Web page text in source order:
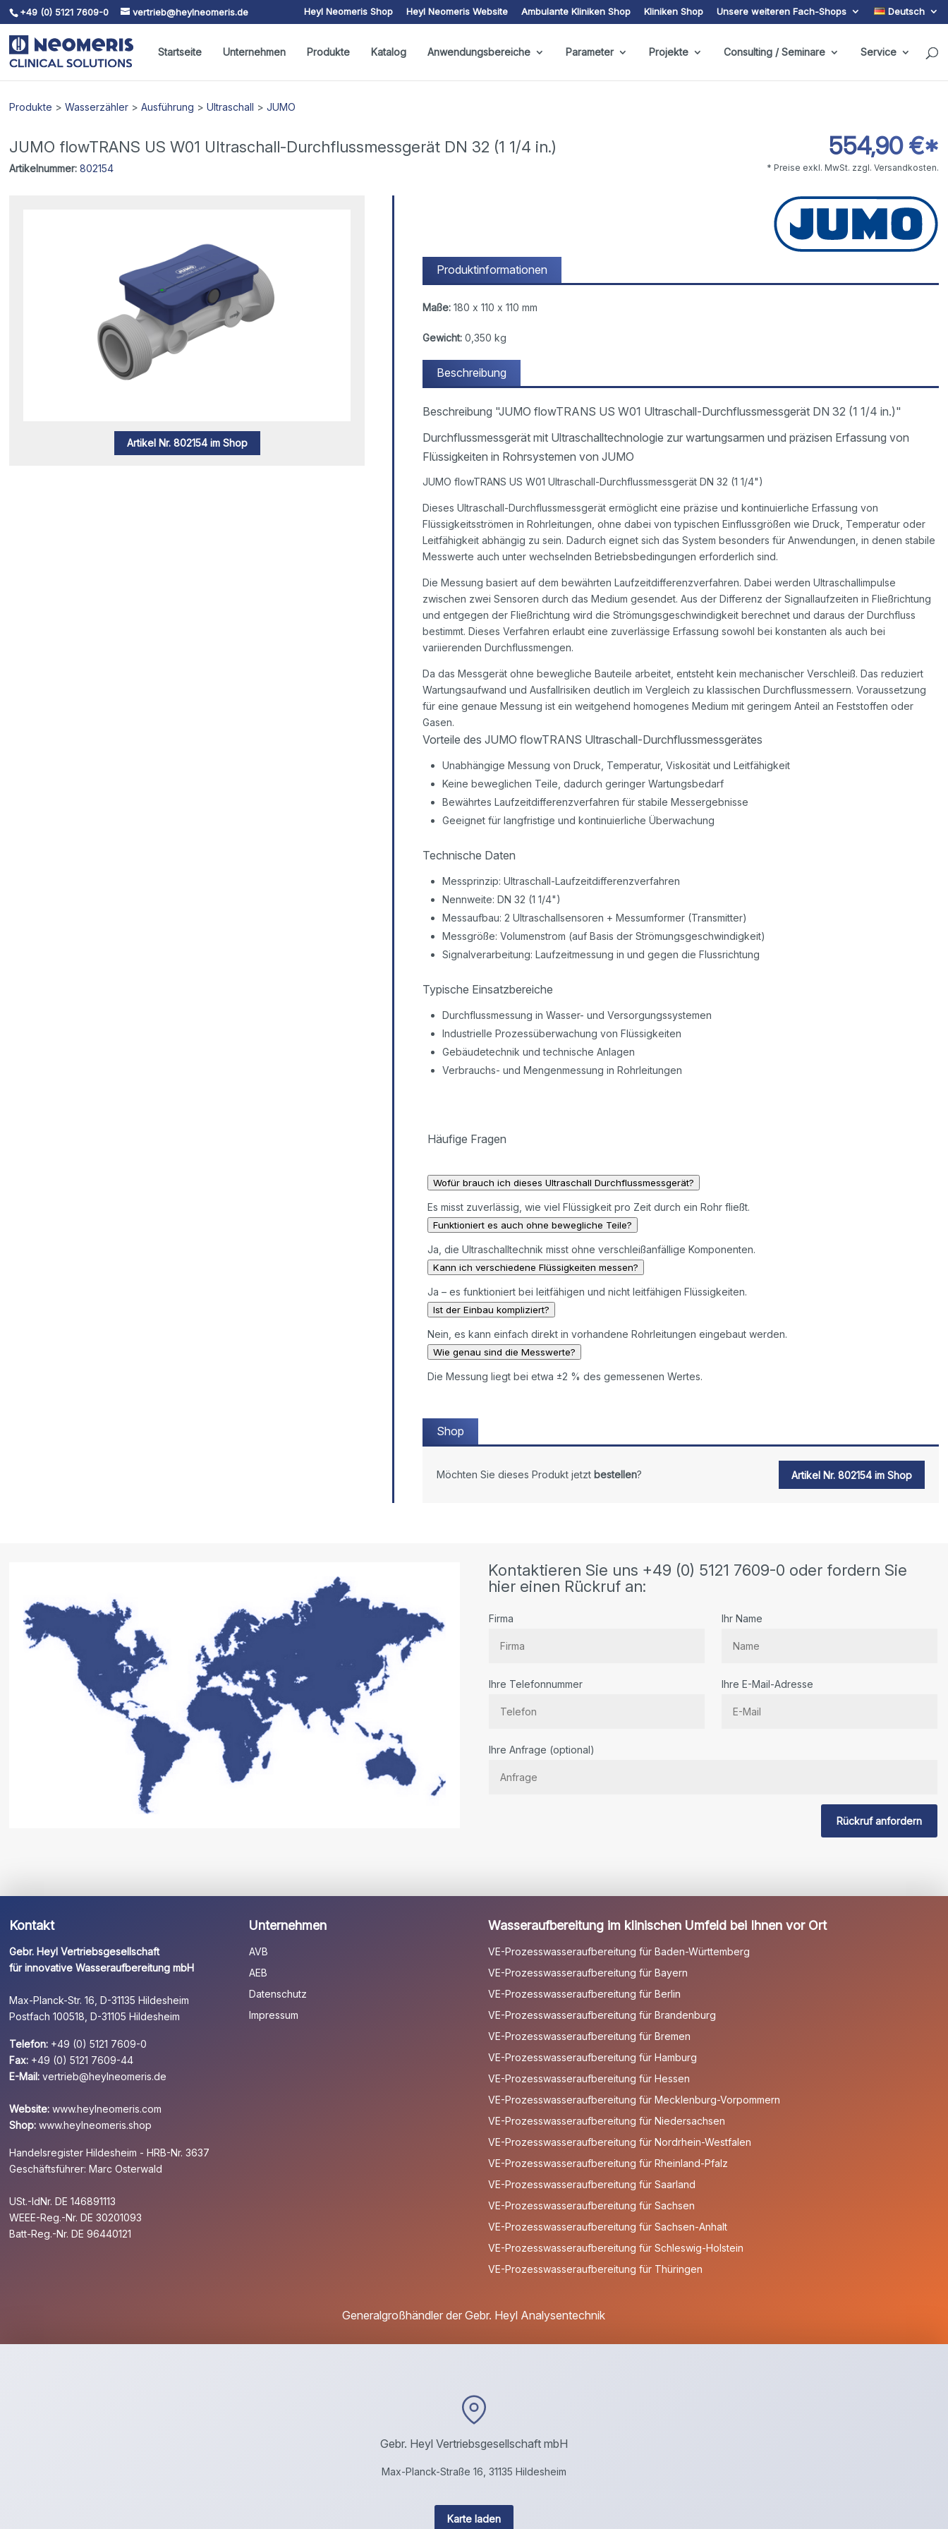
Skip To Content
+49 (0) 5121 7609-0 vertrieb@heylneomeris.de Heyl Neomeris Shop Heyl Neomeris Website Ambulante Kliniken Shop Kliniken Shop Unsere weiteren Fach-Shops Deutsch
Startseite Unternehmen Produkte Katalog Anwendungsbereiche Parameter Projekte Consulting / Seminare Service
Produkte >Wasserzähler >Ausführung >Ultraschall >JUMO
JUMO flowTRANS US W01 Ultraschall-Durchflussmessgerät DN 32 (1 1/4 in.)
Artikelnummer: 802154
554,90 €*
* Preise exkl. MwSt. zzgl. Versandkosten.
Artikel Nr. 802154 im Shop
Produktinformationen
Maße:180 x 110 x 110 mm
Gewicht:0,350 kg
Beschreibung
Beschreibung "JUMO flowTRANS US W01 Ultraschall-Durchflussmessgerät DN 32 (1 1/4 in.)"
Durchflussmessgerät mit Ultraschalltechnologie zur wartungsarmen und präzisen Erfassung von
Flüssigkeiten in Rohrsystemen von JUMO
JUMO flowTRANS US W01 Ultraschall-Durchflussmessgerät DN 32 (1 1/4")
Dieses Ultraschall-Durchflussmessgerät ermöglicht eine präzise und kontinuierliche Erfassung von
Flüssigkeitsströmen in Rohrleitungen, ohne dabei von typischen Einflussgrößen wie Druck, Temperatur oder
Leitfähigkeit abhängig zu sein. Dadurch eignet sich das System besonders für Anwendungen, in denen stabile
Messwerte auch unter wechselnden Betriebsbedingungen erforderlich sind.
Die Messung basiert auf dem bewährten Laufzeitdifferenzverfahren. Dabei werden Ultraschallimpulse
zwischen zwei Sensoren durch das Medium gesendet. Aus der Differenz der Signallaufzeiten in Fließrichtung
und entgegen der Fließrichtung wird die Strömungsgeschwindigkeit berechnet und daraus der Durchfluss
bestimmt. Dieses Verfahren erlaubt eine zuverlässige Erfassung sowohl bei konstanten als auch bei
variierenden Durchflussmengen.
Da das Messgerät ohne bewegliche Bauteile arbeitet, entsteht kein mechanischer Verschleiß. Das reduziert
Wartungsaufwand und Ausfallrisiken deutlich im Vergleich zu klassischen Durchflussmessern. Voraussetzung
für eine genaue Messung ist ein weitgehend homogenes Medium mit geringem Anteil an Feststoffen oder
Gasen.
Vorteile des JUMO flowTRANS Ultraschall-Durchflussmessgerätes
Unabhängige Messung von Druck, Temperatur, Viskosität und Leitfähigkeit
Keine beweglichen Teile, dadurch geringer Wartungsbedarf
Bewährtes Laufzeitdifferenzverfahren für stabile Messergebnisse
Geeignet für langfristige und kontinuierliche Überwachung
Technische Daten
Messprinzip: Ultraschall-Laufzeitdifferenzverfahren
Nennweite: DN 32 (1 1/4")
Messaufbau: 2 Ultraschallsensoren + Messumformer (Transmitter)
Messgröße: Volumenstrom (auf Basis der Strömungsgeschwindigkeit)
Signalverarbeitung: Laufzeitmessung in und gegen die Flussrichtung
Typische Einsatzbereiche
Durchflussmessung in Wasser- und Versorgungssystemen
Industrielle Prozessüberwachung von Flüssigkeiten
Gebäudetechnik und technische Anlagen
Verbrauchs- und Mengenmessung in Rohrleitungen
Häufige Fragen
Wofür brauch ich dieses Ultraschall Durchflussmessgerät?
Es misst zuverlässig, wie viel Flüssigkeit pro Zeit durch ein Rohr fließt.
Funktioniert es auch ohne bewegliche Teile?
Ja, die Ultraschalltechnik misst ohne verschleißanfällige Komponenten.
Kann ich verschiedene Flüssigkeiten messen?
Ja – es funktioniert bei leitfähigen und nicht leitfähigen Flüssigkeiten.
Ist der Einbau kompliziert?
Nein, es kann einfach direkt in vorhandene Rohrleitungen eingebaut werden.
Wie genau sind die Messwerte?
Die Messung liegt bei etwa ±2 % des gemessenen Wertes.
Shop
Möchten Sie dieses Produkt jetzt bestellen? Artikel Nr. 802154 im Shop
Kontaktieren Sie uns +49 (0) 5121 7609-0 oder fordern Sie
hier einen Rückruf an:
Firma Ihr Name
Ihre Telefonnummer Ihre E-Mail-Adresse
Sie
Ihre Anfrage (optional)
Rückruf anfordern
Kontakt
Gebr. Heyl Vertriebsgesellschaft
für innovative Wasseraufbereitung mbH
Max-Planck-Str. 16, D-31135 Hildesheim
Postfach 100518, D-31105 Hildesheim
Telefon: +49 (0) 5121 7609-0
Fax: +49 (0) 5121 7609-44
E-Mail: vertrieb@heylneomeris.de
Website: www.heylneomeris.com
Shop: www.heylneomeris.shop
Handelsregister Hildesheim - HRB-Nr. 3637
Geschäftsführer: Marc Osterwald
USt.-IdNr. DE 146891113
WEEE-Reg.-Nr. DE 30201093
Batt-Reg.-Nr. DE 96440121
Unternehmen
AVB
AEB
Datenschutz
Impressum
Wasseraufbereitung im klinischen Umfeld bei Ihnen vor Ort
VE-Prozesswasseraufbereitung für Baden-Württemberg
VE-Prozesswasseraufbereitung für Bayern
VE-Prozesswasseraufbereitung für Berlin
VE-Prozesswasseraufbereitung für Brandenburg
VE-Prozesswasseraufbereitung für Bremen
VE-Prozesswasseraufbereitung für Hamburg
VE-Prozesswasseraufbereitung für Hessen
VE-Prozesswasseraufbereitung für Mecklenburg-Vorpommern
VE-Prozesswasseraufbereitung für Niedersachsen
VE-Prozesswasseraufbereitung für Nordrhein-Westfalen
VE-Prozesswasseraufbereitung für Rheinland-Pfalz
VE-Prozesswasseraufbereitung für Saarland
VE-Prozesswasseraufbereitung für Sachsen
VE-Prozesswasseraufbereitung für Sachsen-Anhalt
VE-Prozesswasseraufbereitung für Schleswig-Holstein
VE-Prozesswasseraufbereitung für Thüringen
Generalgroßhändler der Gebr. Heyl Analysentechnik
Gebr. Heyl Vertriebsgesellschaft mbH
Max-Planck-Straße 16, 31135 Hildesheim
Karte laden